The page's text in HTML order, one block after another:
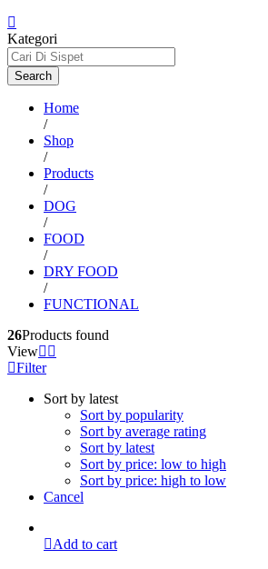
Kategori
Search
Home
/
Shop
/
Products
/
DOG
/
FOOD
/
DRY FOOD
/
FUNCTIONAL
26Products found
View
Filter
Sort by latest
Sort by popularity
Sort by average rating
Sort by latest
Sort by price: low to high
Sort by price: high to low
Cancel
Add to cart